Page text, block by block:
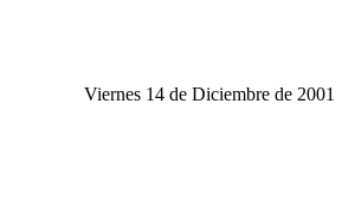
Viernes 14 de Diciembre de 2001